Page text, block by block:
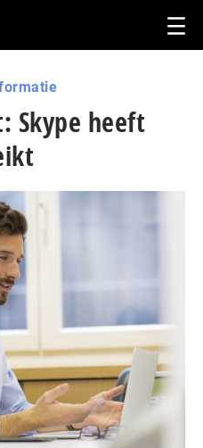
Skype heeft